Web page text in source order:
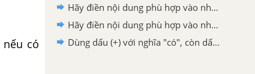
nếu có
Hãy điền nội dung phù hợp vào những ô trống theo bảng mẫu sau (mục 1 trang 161)
Hãy điền nội dung phù hợp vào những ô trống theo bảng mẫu sau (mục 3)
Dùng dấu (+) với nghĩa "có", còn dấu (-) với nghĩa "không" để điền vòa bảng sau :